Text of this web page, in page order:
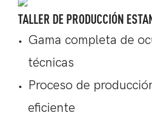
TALLER DE PRODUCCIÓN
Gama completa de
técnicas
Proceso de
eficiente